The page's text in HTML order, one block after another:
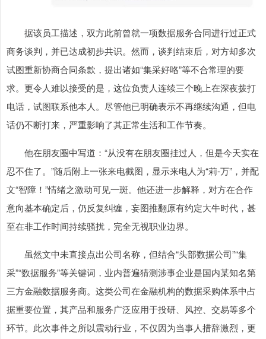
据该员工描述，双方此前曾就一项数据服务合同进行过正式
商务谈判，并已达成初步共识。然而，谈判结束后，对方却多次
试图重新协商合同条款，提出诸如“集采好咯”等不合常理的要
求。更令人难以接受的是，这位负责人连续三个晚上在深夜拨打
电话，试图联系他本人。尽管他已明确表示不再继续沟通，但电
话仍不断打来，严重影响了其正常生活和工作节奏。
他在朋友圈中写道：“从没有在朋友圈挂过人，但是今天实在
忍不住了。”随后附上一张来电截图，显示来电人为“莉-万”，并配
文“智障！”情绪之激动可见一斑。他还进一步解释，对方在合作
意向基本确定后，仍反复纠缠，妄图推翻原有约定大牛时代，甚
至在非工作时间持续骚扰，完全无视职业边界。
虽然文中未直接点出公司名称，但结合“头部数据公司”“集
采”“数据服务”等关键词，业内普遍猜测涉事企业是国内某知名第
三方金融数据服务商。这类公司在金融机构的数据采购体系中占
据重要位置，其产品和服务广泛应用于投研、风控、交易等多个
环节。此次事件之所以震动行业，不仅因为当事人措辞激烈，更